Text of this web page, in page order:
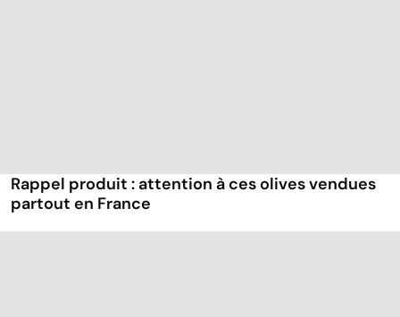
Rappel produit : attention à ces olives vendues
partout en France